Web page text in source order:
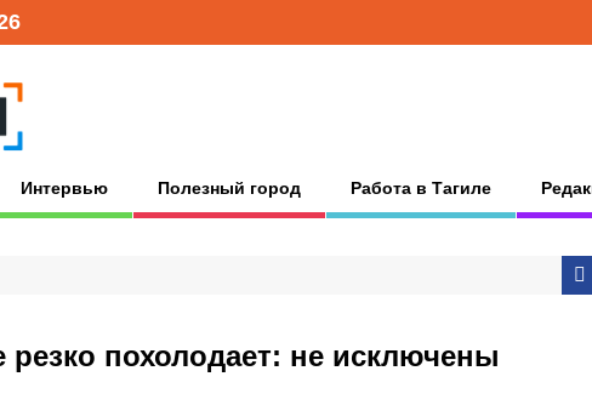
Интервью Полезный город Работа в Тагиле
резко похолодает: не исключены